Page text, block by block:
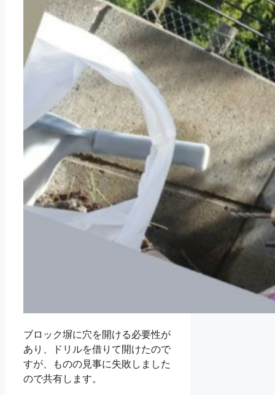
ブロック塀に穴を開ける必要性が
あり、ドリルを借りて開けたので
すが、ものの見事に失敗しました
ので共有します。